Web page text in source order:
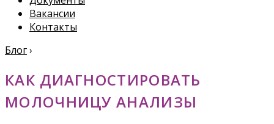
Вакансии
Контакты
Блог›
КАК ДИАГНОСТИРОВАТЬ
МОЛОЧНИЦУ АНАЛИЗЫ